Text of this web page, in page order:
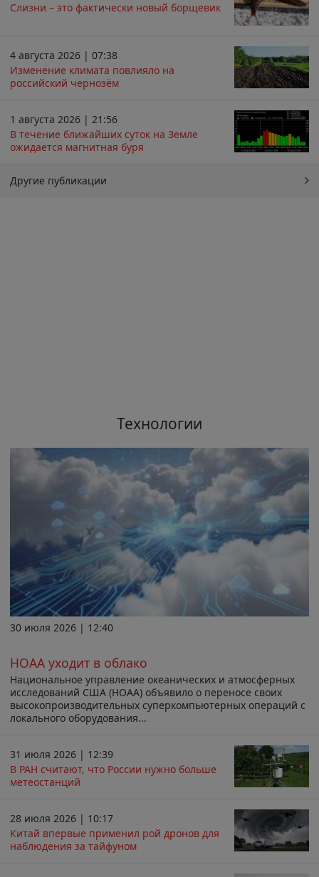
Слизни – это фактически новый борщевик
4 августа 2026 | 07:38
Изменение климата повлияло на
российский чернозём
1 августа 2026 | 21:56
В течение ближайших суток на Земле
ожидается магнитная буря
Другие публикации
Технологии
30 июля 2026 | 12:40
НОАА уходит в облако
Национальное управление океанических и атмосферных
исследований США (НОАА) объявило о переносе своих
высокопроизводительных суперкомпьютерных операций с
локального оборудования...
31 июля 2026 | 12:39
В РАН считают, что России нужно больше
метеостанций
28 июля 2026 | 10:17
Китай впервые применил рой дронов для
наблюдения за тайфуном